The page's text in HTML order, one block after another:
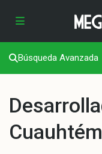
Búsqueda Avanzada